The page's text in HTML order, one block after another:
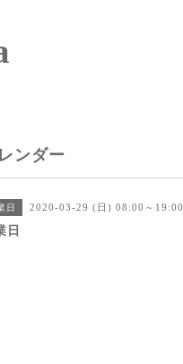
ンダー
日 2020-03-29 (日) 08:00～19:00
日